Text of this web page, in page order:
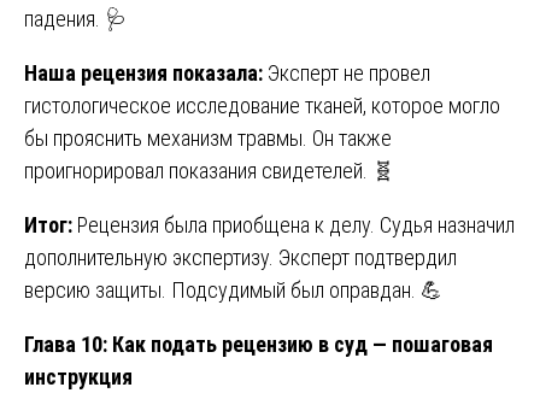
падения. 🩺
Наша рецензия показала: Эксперт не провел
гистологическое исследование тканей, которое могло
бы прояснить механизм травмы. Он также
проигнорировал показания свидетелей. 🧬
Итог: Рецензия была приобщена к делу. Судья назначил
дополнительную экспертизу. Эксперт подтвердил
версию защиты. Подсудимый был оправдан. 💪
Глава 10: Как подать рецензию в суд — пошаговая
инструкция